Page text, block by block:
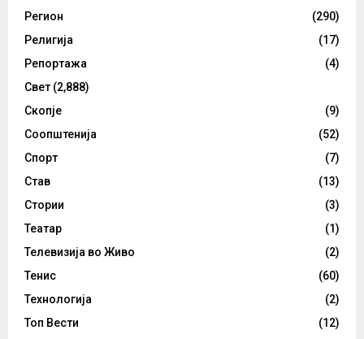
Регион
(290)
Религија
(17)
Репортажа
(4)
Свет (2,888)
Скопје
(9)
Соопштенија
(52)
Спорт
(7)
Став
(13)
Стории
(3)
Театар
(1)
Телевизија во Живо
(2)
Тенис
(60)
Технологија
(2)
Топ Вести
(12)